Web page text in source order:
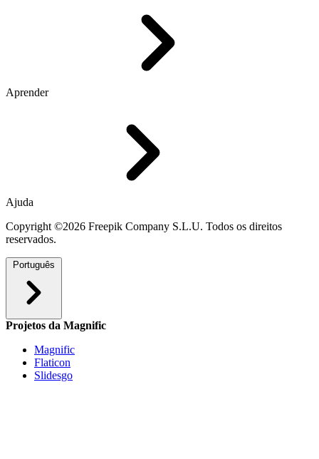
Aprender
Ajuda
Copyright ©2026 Freepik Company S.L.U. Todos os direitos
reservados.
Português
Projetos da Magnific
Magnific
Flaticon
Slidesgo